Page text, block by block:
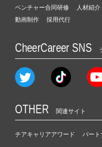
ベンチャー合同研修
人材紹介
動画制作
採用代行
CheerCareer SNS
OTHER 関連サイト
チアキャリアアワード パート